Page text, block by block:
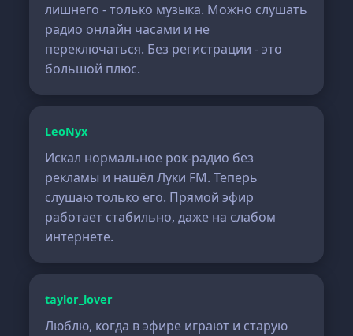
лишнего - только музыка. Можно слушать
радио онлайн часами и не
переключаться. Без регистрации - это
большой плюс.
LeoNyx
Искал нормальное рок-радио без
рекламы и нашёл Луки FM. Теперь
слушаю только его. Прямой эфир
работает стабильно, даже на слабом
интернете.
taylor_lover
Люблю, когда в эфире играют и старую